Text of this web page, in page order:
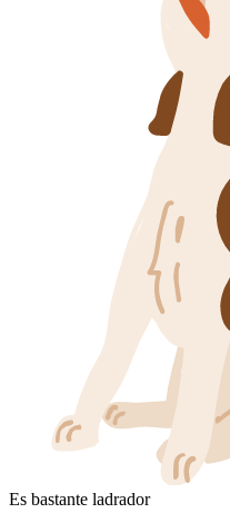
Es bastante ladrador